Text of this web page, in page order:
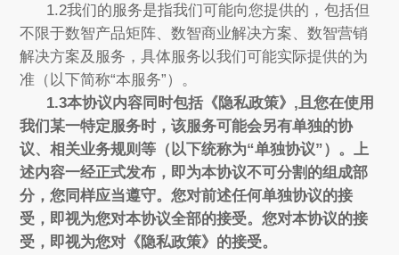
1.2我们的服务是指我们可能向您提供的，包括但
不限于数智产品矩阵、数智商业解决方案、数智营销
解决方案及服务，具体服务以我们可能实际提供的为
准（以下简称“本服务”）。
1.3本协议内容同时包括《隐私政策》,且您在使用
我们某一特定服务时，该服务可能会另有单独的协
议、相关业务规则等（以下统称为“单独协议”）。上
述内容一经正式发布，即为本协议不可分割的组成部
分，您同样应当遵守。您对前述任何单独协议的接
受，即视为您对本协议全部的接受。您对本协议的接
受，即视为您对《隐私政策》的接受。